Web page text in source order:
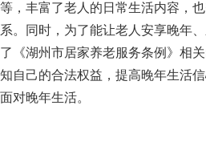
等，丰富了老人的日常生活内容，
系。同时，为了能让老人安享晚年
了《湖州市居家养老服务条例》相
知自己的合法权益，提高晚年生活
面对晚年生活。